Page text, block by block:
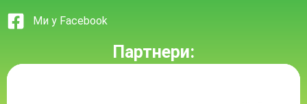
Ми у Facebook
Партнери: